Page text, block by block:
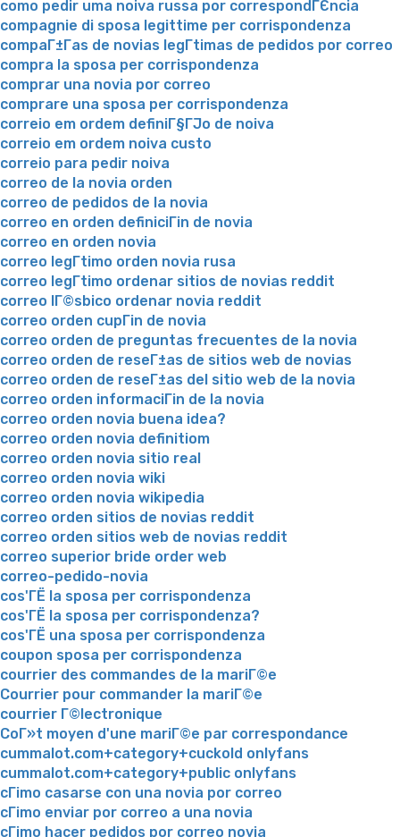
como pedir uma noiva russa por correspondГЄncia
compagnie di sposa legittime per corrispondenza
compaГ±Г­as de novias legГ­timas de pedidos por correo
compra la sposa per corrispondenza
comprar una novia por correo
comprare una sposa per corrispondenza
correio em ordem definiГ§ГЈo de noiva
correio em ordem noiva custo
correio para pedir noiva
correo de la novia orden
correo de pedidos de la novia
correo en orden definiciГіn de novia
correo en orden novia
correo legГ­timo orden novia rusa
correo legГ­timo ordenar sitios de novias reddit
correo lГ©sbico ordenar novia reddit
correo orden cupГіn de novia
correo orden de preguntas frecuentes de la novia
correo orden de reseГ±as de sitios web de novias
correo orden de reseГ±as del sitio web de la novia
correo orden informaciГіn de la novia
correo orden novia buena idea?
correo orden novia definitiom
correo orden novia sitio real
correo orden novia wiki
correo orden novia wikipedia
correo orden sitios de novias reddit
correo orden sitios web de novias reddit
correo superior bride order web
correo-pedido-novia
cos'ГЁ la sposa per corrispondenza
cos'ГЁ la sposa per corrispondenza?
cos'ГЁ una sposa per corrispondenza
coupon sposa per corrispondenza
courrier des commandes de la mariГ©e
Courrier pour commander la mariГ©e
courrier Г©lectronique
CoГ»t moyen d'une mariГ©e par correspondance
cummalot.com+category+cuckold onlyfans
cummalot.com+category+public onlyfans
cГіmo casarse con una novia por correo
cГіmo enviar por correo a una novia
cГіmo hacer pedidos por correo novia